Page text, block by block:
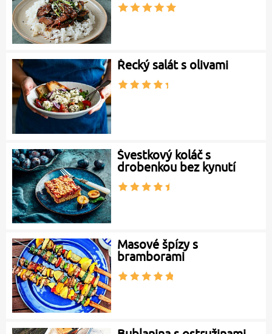
Řecký salát s olivami
Švestkový koláč s
drobenkou bez kynutí
Masové špízy s
bramborami